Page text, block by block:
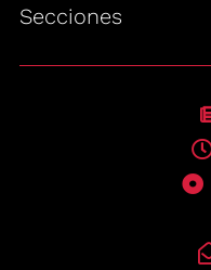
Secciones